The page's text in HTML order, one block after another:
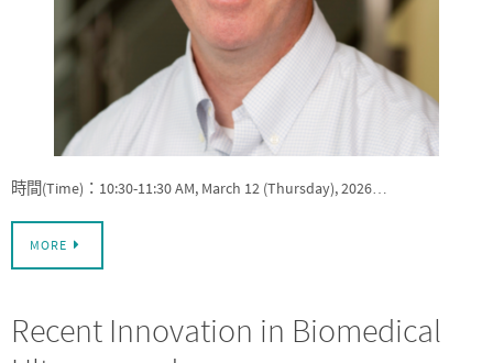
時間(Time)：10:30-11:30 AM, March 12 (Thursday), 2026…
MORE
Recent Innovation in Biomedical